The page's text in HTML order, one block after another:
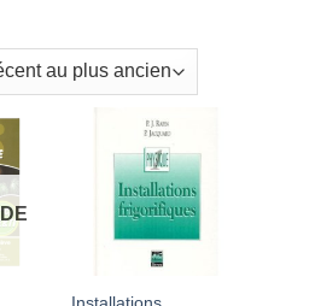
AJOUTER
À MES
FAVORIS